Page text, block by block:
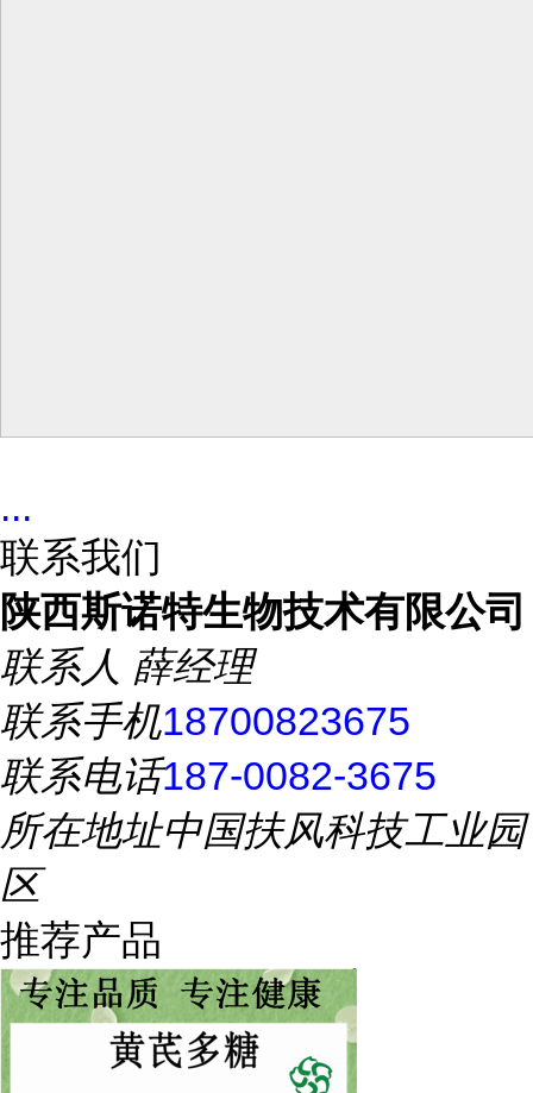
...
联系我们
陕西斯诺特生物技术有限公司
联系人 薛经理
联系手机18700823675
联系电话187-0082-3675
所在地址中国扶风科技工业园
区
推荐产品